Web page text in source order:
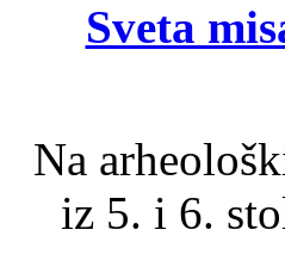
Sveta
Na
iz 5. i 6.